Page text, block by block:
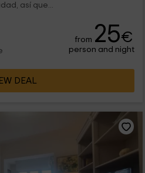
así que...
from 25€
person and night
DEAL